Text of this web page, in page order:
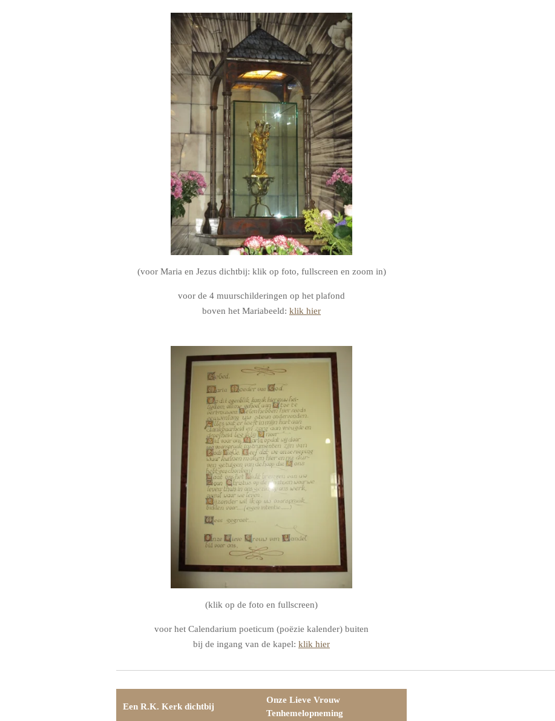
(voor Maria en Jezus dichtbij: klik op foto, fullscreen en zoom in)
voor de 4 muurschilderingen op het plafond
boven het Mariabeeld: klik hier
(klik op de foto en fullscreen)
voor het Calendarium poeticum (poëzie kalender) buiten
bij de ingang van de kapel: klik hier
Een R.K. Kerk dichtbij
Onze Lieve Vrouw
Tenhemelopneming